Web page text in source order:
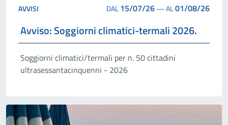
AVVISI DAL15/07/26—AL01/08/26
Avviso: Soggiorni climatici-termali 2026.
Soggiorni climatici/termali per n. 50 cittadini
ultrasessantacinquenni - 2026